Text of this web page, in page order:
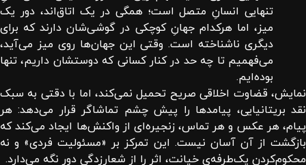
تنهایی انسانِ متصل است؛ همگی در یک اتاق‌اند، دور یک
میز، اما هرکدام جهانِ کوچکی در گوشی‌شان دارند که برای
دیگری ناشناخته است. وقتی این جهان‌ها روی میز می‌آید،
می‌فهمیم تا چه حد در کنار کسانی که دوستشان داریم، تنها
بوده‌ایم.
نمایش، قضاوت اخلاقی صریح تحمیل نمی‌کند، اما با دقتی به سبک
نقد بریتانیایی، پیامدها را پیش چشم تماشاگر قرار می‌دهد: هر
پیام، هر عکس و هر تماس، زنجیره‌ای از واکنش‌ها ایجاد می‌کند که
بازگشت از آن آسان نیست. این تمرکز بر «مسئولیت فردی» و نه
محکوم‌کردن یک‌طرفه‌ی خیانت، اثر را از شعارزدگی دور نگه می‌دارد.